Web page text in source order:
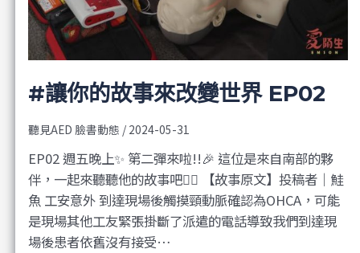
#讓你的故事來改變世界 EP02
聽見AED 臉書動態 / 2024-05-31
EP02 週五晚上✨ 第二彈來啦!!🎉 這位是來自南部的夥
伴，一起來聽聽他的故事吧❤️‍🔥 【故事原文】投稿者｜鮭
魚 工安意外 到達現場後觸摸頸動脈確認為OHCA，可能
是現場其他工友緊張掛斷了派遣的電話導致我們到達現
場後患者依舊沒有接受…